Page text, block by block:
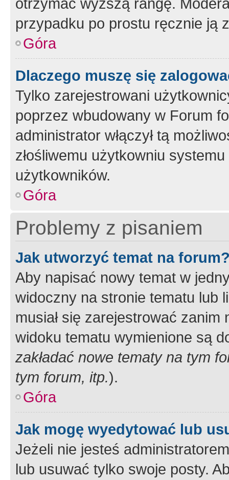
przypadku po prostu ręcznie ją
Góra
Dlaczego muszę się
Tylko zarejestrowani
poprzez wbudowany w Forum
administrator włączył tą
złośliwemu użytkowniu
użytkowników.
Góra
Problemy z pisaniem
Jak utworzyć temat na
Aby napisać nowy temat w
widoczny na stronie tematu lub
musiał się zarejestrować
widoku tematu wymienione są
zakładać nowe tematy na tym
tym forum, itp.).
Góra
Jak mogę wyedytować lub
Jeżeli nie jesteś
lub usuwać tylko swoje posty.